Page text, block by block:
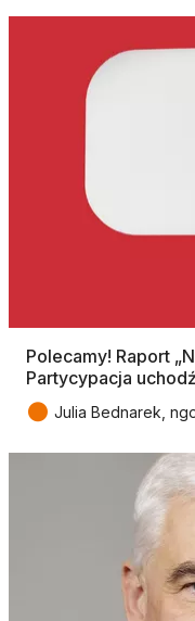
Polecamy! Raport
Partycypacja
● Julia Bednarek,